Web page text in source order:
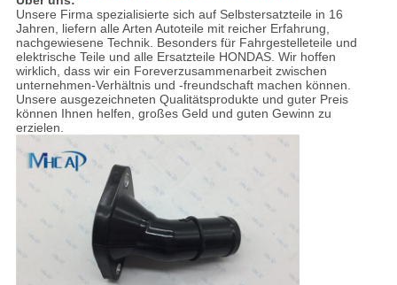
Unsere Firma spezialisierte sich auf Selbstersatzteile in 16
Jahren, liefern alle Arten Autoteile mit reicher Erfahrung,
nachgewiesene Technik. Besonders für Fahrgestelleteile und
elektrische Teile und alle Ersatzteile HONDAS. Wir hoffen
wirklich, dass wir ein Foreverzusammenarbeit zwischen
unternehmen-Verhältnis und -freundschaft machen können.
Unsere ausgezeichneten Qualitätsprodukte und guter Preis
können Ihnen helfen, großes Geld und guten Gewinn zu
erzielen.